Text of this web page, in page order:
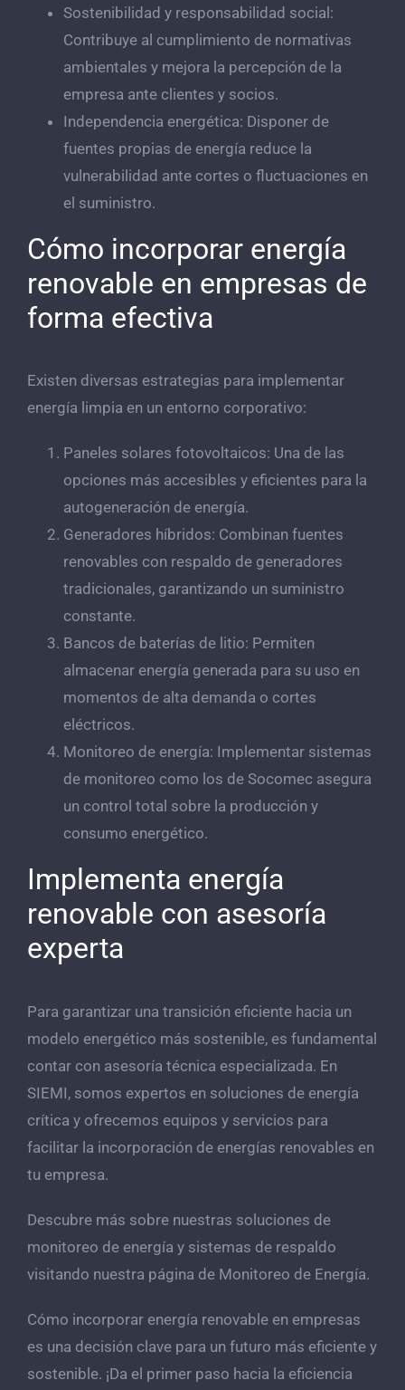
Sostenibilidad y responsabilidad social:
Contribuye al cumplimiento de normativas
ambientales y mejora la percepción de la
empresa ante clientes y socios.
Independencia energética: Disponer de
fuentes propias de energía reduce la
vulnerabilidad ante cortes o fluctuaciones en
el suministro.
Cómo incorporar energía
renovable en empresas de
forma efectiva
Existen diversas estrategias para implementar
energía limpia en un entorno corporativo:
Paneles solares fotovoltaicos: Una de las
opciones más accesibles y eficientes para la
autogeneración de energía.
Generadores híbridos: Combinan fuentes
renovables con respaldo de generadores
tradicionales, garantizando un suministro
constante.
Bancos de baterías de litio: Permiten
almacenar energía generada para su uso en
momentos de alta demanda o cortes
eléctricos.
Monitoreo de energía: Implementar sistemas
de monitoreo como los de Socomec asegura
un control total sobre la producción y
consumo energético.
Implementa energía
renovable con asesoría
experta
Para garantizar una transición eficiente hacia un
modelo energético más sostenible, es fundamental
contar con asesoría técnica especializada. En
SIEMI, somos expertos en soluciones de energía
crítica y ofrecemos equipos y servicios para
facilitar la incorporación de energías renovables en
tu empresa.
Descubre más sobre nuestras soluciones de
monitoreo de energía y sistemas de respaldo
visitando nuestra página de Monitoreo de Energía.
Cómo incorporar energía renovable en empresas
es una decisión clave para un futuro más eficiente y
sostenible. ¡Da el primer paso hacia la eficiencia